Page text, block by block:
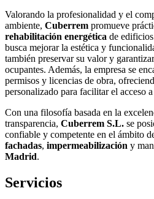
Valorando la profesionalidad y el
ambiente, Cuberrem promueve
rehabilitación energética de
busca mejorar la estética y
también preservar su valor y
ocupantes. Además, la empresa se
permisos y licencias de obra,
personalizado para facilitar el acceso
Con una filosofía basada en la
transparencia, Cuberrem S.L. se
confiable y competente en el ámbito
fachadas, impermeabilización y
Madrid.
Servicios